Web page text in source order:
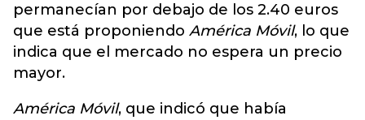
permanecían por debajo de los 2.40 euros
que está proponiendo América Móvil, lo que
indica que el mercado no espera un precio
mayor.
América Móvil, que indicó que había